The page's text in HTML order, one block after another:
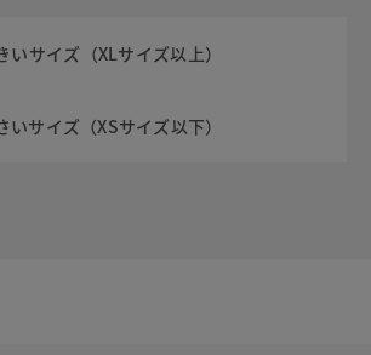
いサイズ（XLサイズ以上）
いサイズ（XSサイズ以下）